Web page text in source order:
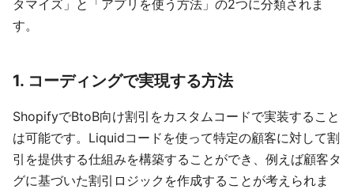
タマイズ」と「アプリを使う方法」の2つに分類されま
す。
1. コーディングで実現する方法
ShopifyでBtoB向け割引をカスタムコードで実装すること
は可能です。Liquidコードを使って特定の顧客に対して割
引を提供する仕組みを構築することができ、例えば顧客タ
グに基づいた割引ロジックを作成することが考えられま